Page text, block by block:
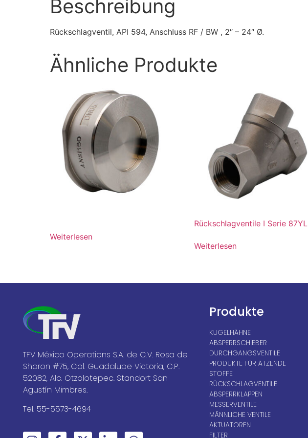
Beschreibung
Rückschlagventil, API 594, Anschluss RF / BW , 2″ – 24″ Ø.
Ähnliche Produkte
Weiterlesen
Rückschlagventile I Serie 87YL
Weiterlesen
TFV México Operations S.A. de C.V. Rosa de
Sharon #75, Col. Guadalupe Victoria, C.P.
52082, Alc. Otzolotepec. Standort San
Agustín Mimbres.
Tel. 55-5573-4694
Produkte
KUGELHÄHNE
ABSPERRSCHIEBER
DURCHGANGSVENTILE
PRODUKTE FÜR ÄTZENDE
STOFFE
RÜCKSCHLAGVENTILE
ABSPERRKLAPPEN
MESSERVENTILE
MÄNNLICHE VENTILE
AKTUATOREN
FILTER